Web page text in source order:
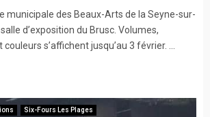
municipale des Beaux-Arts de la Seyne-sur-
d’exposition du Brusc. Volumes,
s’affichent jusqu’au 3 février. ...
Six-Fours Les Plages